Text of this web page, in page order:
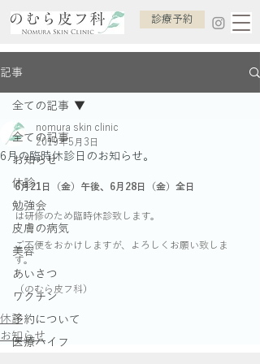
診療予約
記事
全ての記事
お知らせ
休診
勉強会
皮膚の病気
美容
あいさつ
ワクチン
予約について
医療ハイフ
全ての記事
6月の臨時休診日のお知らせ。
nomura skin clinic
2019年5月3日
6月21日（金）午後、6月28日（金）全日
は研修のため臨時休診致します。
ご不便をおかけしますが、よろしくお願い致しま
す。
（のむら皮フ科）
休診
お知らせ